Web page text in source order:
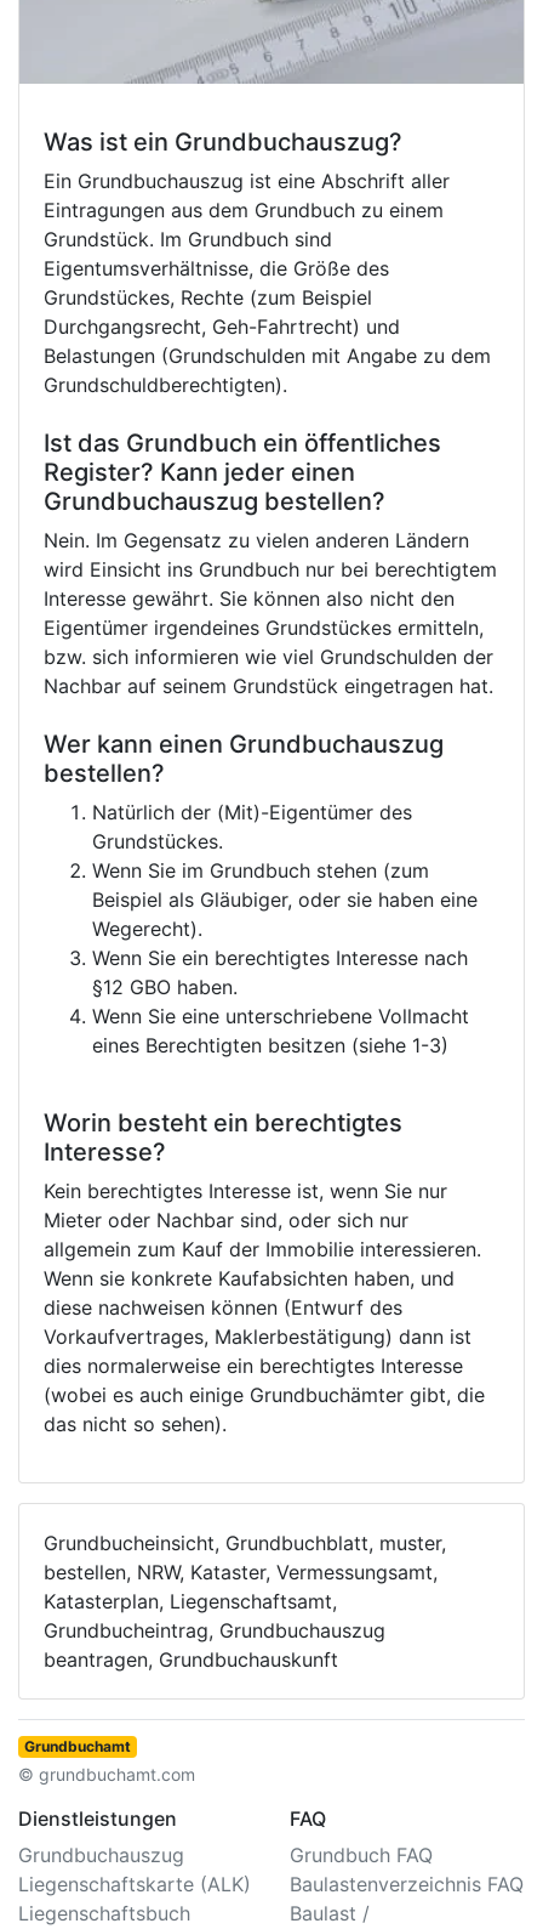
Was ist ein Grundbuchauszug?
Ein Grundbuchauszug ist eine Abschrift aller
Eintragungen aus dem Grundbuch zu einem
Grundstück. Im Grundbuch sind
Eigentumsverhältnisse, die Größe des
Grundstückes, Rechte (zum Beispiel
Durchgangsrecht, Geh-Fahrtrecht) und
Belastungen (Grundschulden mit Angabe zu dem
Grundschuldberechtigten).
Ist das Grundbuch ein öffentliches
Register? Kann jeder einen
Grundbuchauszug bestellen?
Nein. Im Gegensatz zu vielen anderen Ländern
wird Einsicht ins Grundbuch nur bei berechtigtem
Interesse gewährt. Sie können also nicht den
Eigentümer irgendeines Grundstückes ermitteln,
bzw. sich informieren wie viel Grundschulden der
Nachbar auf seinem Grundstück eingetragen hat.
Wer kann einen Grundbuchauszug
bestellen?
Natürlich der (Mit)-Eigentümer des
Grundstückes.
Wenn Sie im Grundbuch stehen (zum
Beispiel als Gläubiger, oder sie haben eine
Wegerecht).
Wenn Sie ein berechtigtes Interesse nach
§12 GBO haben.
Wenn Sie eine unterschriebene Vollmacht
eines Berechtigten besitzen (siehe 1-3)
Worin besteht ein berechtigtes
Interesse?
Kein berechtigtes Interesse ist, wenn Sie nur
Mieter oder Nachbar sind, oder sich nur
allgemein zum Kauf der Immobilie interessieren.
Wenn sie konkrete Kaufabsichten haben, und
diese nachweisen können (Entwurf des
Vorkaufvertrages, Maklerbestätigung) dann ist
dies normalerweise ein berechtigtes Interesse
(wobei es auch einige Grundbuchämter gibt, die
das nicht so sehen).
Grundbucheinsicht, Grundbuchblatt, muster,
bestellen, NRW, Kataster, Vermessungsamt,
Katasterplan, Liegenschaftsamt,
Grundbucheintrag, Grundbuchauszug
beantragen, Grundbuchauskunft
Grundbuchamt
© grundbuchamt.com
Dienstleistungen
Grundbuchauszug
Liegenschaftskarte (ALK)
Liegenschaftsbuch
FAQ
Grundbuch FAQ
Baulastenverzeichnis FAQ
Baulast /